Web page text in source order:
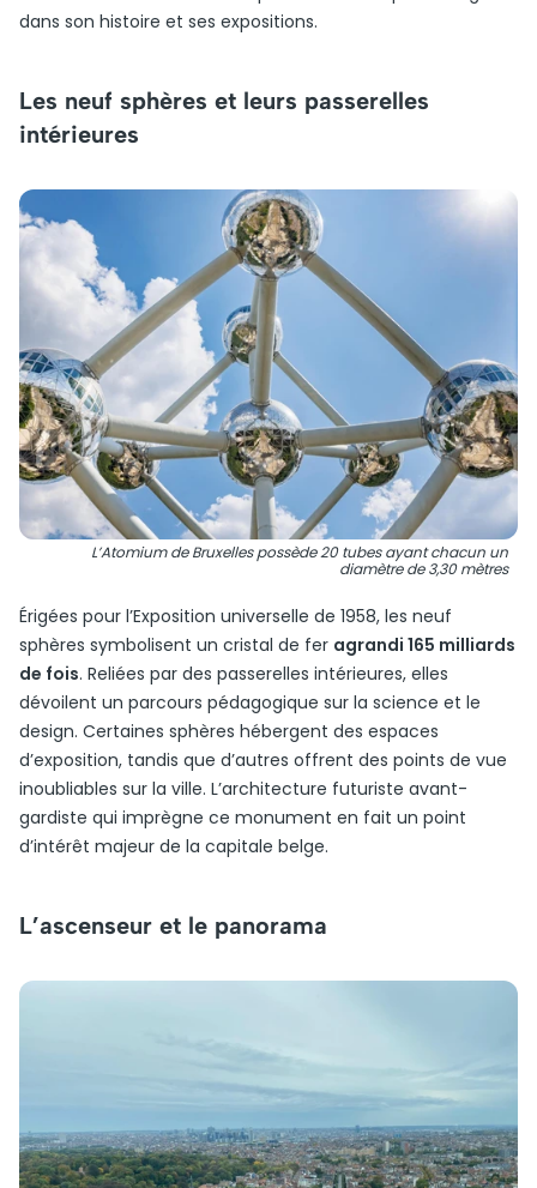
dans son histoire et ses expositions.
Les neuf sphères et leurs passerelles
intérieures
L’Atomium de Bruxelles possède 20 tubes ayant chacun un
diamètre de 3,30 mètres
Érigées pour l’Exposition universelle de 1958, les neuf
sphères symbolisent un cristal de fer agrandi 165 milliards
de fois. Reliées par des passerelles intérieures, elles
dévoilent un parcours pédagogique sur la science et le
design. Certaines sphères hébergent des espaces
d’exposition, tandis que d’autres offrent des points de vue
inoubliables sur la ville. L’architecture futuriste avant-
gardiste qui imprègne ce monument en fait un point
d’intérêt majeur de la capitale belge.
L’ascenseur et le panorama